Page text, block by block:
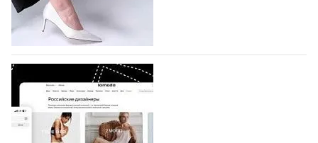
половину из них (494) прислали дизайнеры,
коллекции которых не были представлены в…
07.08.2026 631
BALLINA представит свои новинки на Euro
Shoes
Компания BALLINA Guangzhou Lihuang Footwear